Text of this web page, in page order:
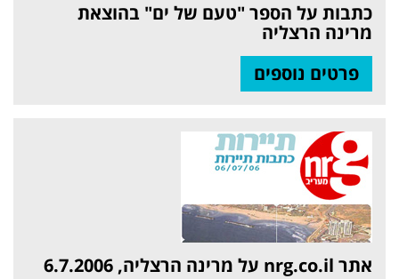
כתבות על הספר "טעם של ים" בהוצאת
מרינה הרצליה
פרטים נוספים
אתר nrg.co.il על מרינה הרצליה, 6.7.2006